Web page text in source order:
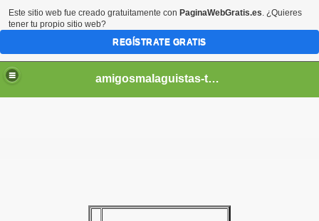
amigosmalaguistas-temporadas
Este sitio web fue creado gratuitamente con PaginaWebGratis.es. ¿Quieres
tener tu propio sitio web?
REGÍSTRATE GRATIS